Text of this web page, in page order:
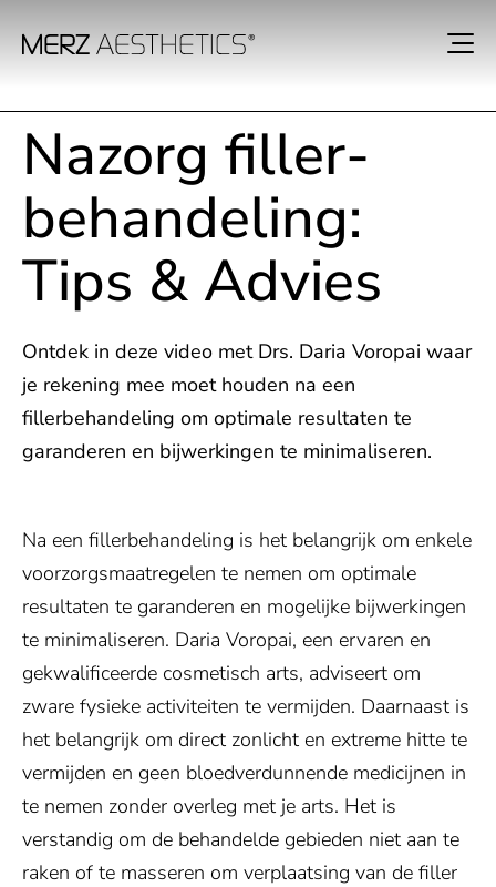
Nazorg filler­
behandeling:
Tips & Advies
Ontdek in deze video met Drs. Daria Voropai waar
je rekening mee moet houden na een
fillerbehandeling om optimale resultaten te
garanderen en bijwerkingen te minimaliseren.
Na een fillerbehandeling is het belangrijk om enkele
voorzorgsmaatregelen te nemen om optimale
resultaten te garanderen en mogelijke bijwerkingen
te minimaliseren. Daria Voropai, een ervaren en
gekwalificeerde cosmetisch arts, adviseert om
zware fysieke activiteiten te vermijden. Daarnaast is
het belangrijk om direct zonlicht en extreme hitte te
vermijden en geen bloedverdunnende medicijnen in
te nemen zonder overleg met je arts. Het is
verstandig om de behandelde gebieden niet aan te
raken of te masseren om verplaatsing van de filler